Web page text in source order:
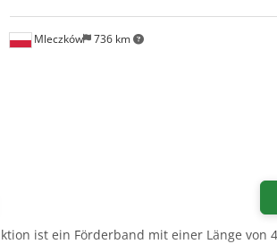
Mleczków 736 km
ist ein Förderband mit einer Länge von